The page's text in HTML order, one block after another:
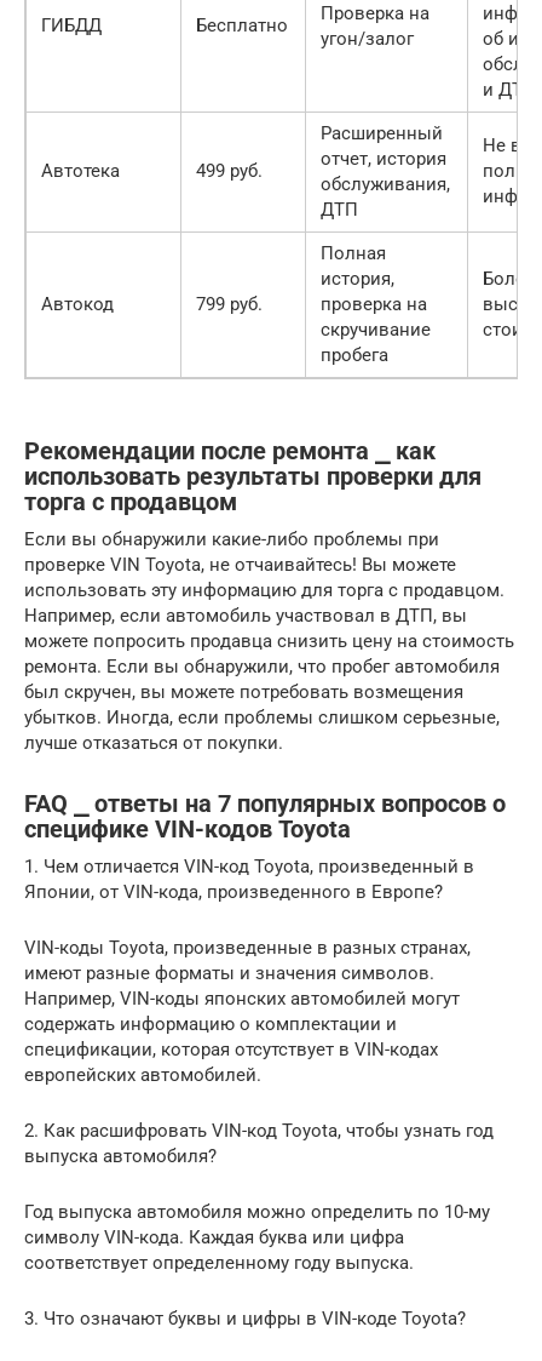
ГИБДД Бесплатно
Проверка на
угон/залог
об
и ДТП
Автотека 499 руб.
Расширенный
отчет, история
обслуживания,
ДТП
Не
Автокод 799 руб.
Полная
история,
проверка на
скручивание
пробега
Более
Рекомендации после ремонта ⎯ как
использовать результаты проверки для
торга с продавцом
Если вы обнаружили какие-либо проблемы при
проверке VIN Toyota, не отчаивайтесь! Вы можете
использовать эту информацию для торга с продавцом.
Например, если автомобиль участвовал в ДТП, вы
можете попросить продавца снизить цену на стоимость
ремонта. Если вы обнаружили, что пробег автомобиля
был скручен, вы можете потребовать возмещения
убытков. Иногда, если проблемы слишком серьезные,
лучше отказаться от покупки.
FAQ ⎯ ответы на 7 популярных вопросов о
специфике VIN-кодов Toyota
1. Чем отличается VIN-код Toyota, произведенный в
Японии, от VIN-кода, произведенного в Европе?
VIN-коды Toyota, произведенные в разных странах,
имеют разные форматы и значения символов.
Например, VIN-коды японских автомобилей могут
содержать информацию о комплектации и
спецификации, которая отсутствует в VIN-кодах
европейских автомобилей.
2. Как расшифровать VIN-код Toyota, чтобы узнать год
выпуска автомобиля?
Год выпуска автомобиля можно определить по 10-му
символу VIN-кода. Каждая буква или цифра
соответствует определенному году выпуска.
3. Что означают буквы и цифры в VIN-коде Toyota?